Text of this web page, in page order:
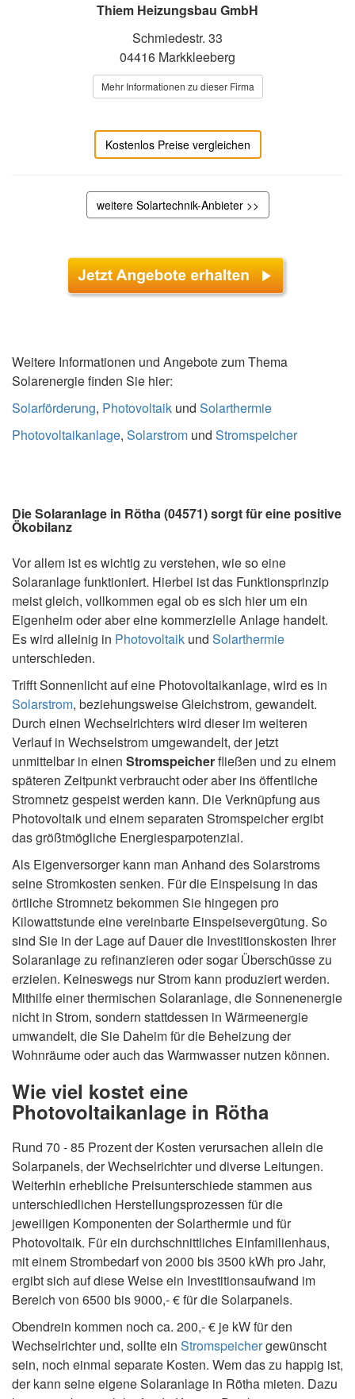
Thiem Heizungsbau GmbH
Schmiedestr. 33
04416 Markkleeberg
Mehr Informationen zu dieser Firma
Kostenlos Preise vergleichen
weitere Solartechnik-Anbieter >>
Weitere Informationen und Angebote zum Thema
Solarenergie finden Sie hier:
Solarförderung, Photovoltaik und Solarthermie
Photovoltaikanlage, Solarstrom und Stromspeicher
Die Solaranlage in Rötha (04571) sorgt für eine positive
Ökobilanz
Vor allem ist es wichtig zu verstehen, wie so eine
Solaranlage funktioniert. Hierbei ist das Funktionsprinzip
meist gleich, vollkommen egal ob es sich hier um ein
Eigenheim oder aber eine kommerzielle Anlage handelt.
Es wird alleinig in Photovoltaik und Solarthermie
unterschieden.
Trifft Sonnenlicht auf eine Photovoltaikanlage, wird es in
Solarstrom, beziehungsweise Gleichstrom, gewandelt.
Durch einen Wechselrichters wird dieser im weiteren
Verlauf in Wechselstrom umgewandelt, der jetzt
unmittelbar in einen Stromspeicherfließen und zu einem
späteren Zeitpunkt verbraucht oder aber ins öffentliche
Stromnetz gespeist werden kann. Die Verknüpfung aus
Photovoltaik und einem separaten Stromspeicher ergibt
das größtmögliche Energiesparpotenzial.
Als Eigenversorger kann man Anhand des Solarstroms
seine Stromkosten senken. Für die Einspeisung in das
örtliche Stromnetz bekommen Sie hingegen pro
Kilowattstunde eine vereinbarte Einspeisevergütung. So
sind Sie in der Lage auf Dauer die Investitionskosten Ihrer
Solaranlage zu refinanzieren oder sogar Überschüsse zu
erzielen. Keineswegs nur Strom kann produziert werden.
Mithilfe einer thermischen Solaranlage, die Sonnenenergie
nicht in Strom, sondern stattdessen in Wärmeenergie
umwandelt, die Sie Daheim für die Beheizung der
Wohnräume oder auch das Warmwasser nutzen können.
Wie viel kostet eine
Photovoltaikanlage in Rötha
Rund 70 - 85 Prozent der Kosten verursachen allein die
Solarpanels, der Wechselrichter und diverse Leitungen.
Weiterhin erhebliche Preisunterschiede stammen aus
unterschiedlichen Herstellungsprozessen für die
jeweiligen Komponenten der Solarthermie und für
Photovoltaik. Für ein durchschnittliches Einfamilienhaus,
mit einem Strombedarf von 2000 bis 3500 kWh pro Jahr,
ergibt sich auf diese Weise ein Investitionsaufwand im
Bereich von 6500 bis 9000,- € für die Solarpanels.
Obendrein kommen noch ca. 200,- € je kW für den
Wechselrichter und, sollte ein Stromspeichergewünscht
sein, noch einmal separate Kosten. Wem das zu happig ist,
der kann seine eigene Solaranlage in Rötha mieten. Dazu